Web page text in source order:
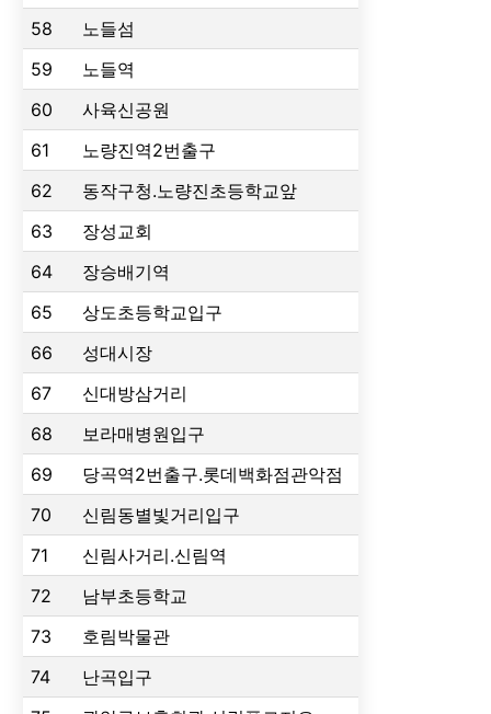
58
노들섬
59
노들역
60
사육신공원
61
노량진역2번출구
62
동작구청.노량진초등학교앞
63
장성교회
64
장승배기역
65
상도초등학교입구
66
성대시장
67
신대방삼거리
68
보라매병원입구
69
당곡역2번출구.롯데백화점관악점
70
신림동별빛거리입구
71
신림사거리.신림역
72
남부초등학교
73
호림박물관
74
난곡입구